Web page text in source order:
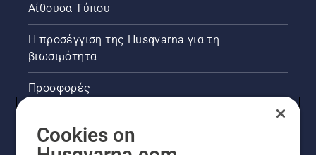
Αίθουσα Τύπου
Η προσέγγιση της Husqvarna για τη
βιωσιμότητα
Προσφορές
Cookies on